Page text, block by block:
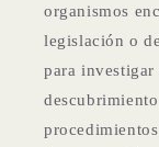
organismos
legislación o
para investigar